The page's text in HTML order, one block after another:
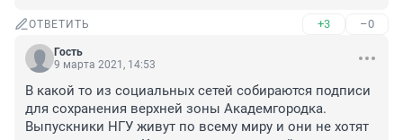
ОТВЕТИТЬ +3 –0
Гость
9 марта 2021, 14:53
В какой то из социальных сетей собираются подписи
для сохранения верхней зоны Академгородка.
Выпускники НГУ живут по всему миру и они не хотят